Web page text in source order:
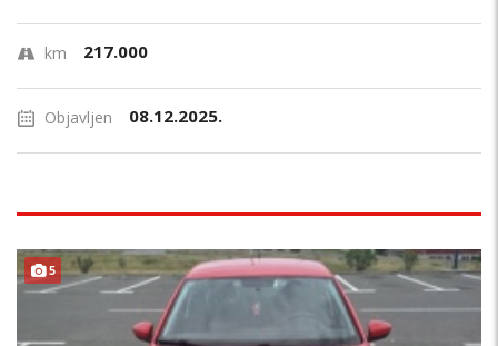
km 217.000
Objavljen 08.12.2025.
5 ODRŽAVAN !